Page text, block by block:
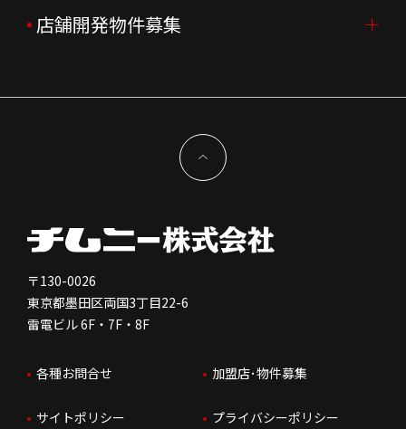
企業理念
新型コロナウイルス対応
決算資料
コーポレートガバナンス
免責事項
株価情報
IRお問合せ
中途採用
会社を知る
人を知る
はたらく環境
人財育成
よくあるご質問
FC加盟店募集TOP
独立支援について
FC加盟店お問合せ
店舗開発物件募集
〒130-0026
東京都墨田区両国3丁目22-6
雷電ビル 6F・7F・8F
各種お問合せ 加盟店･物件募集
サイトポリシー プライバシーポリシー